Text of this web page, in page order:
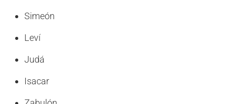
Simeón
Leví
Judá
Isacar